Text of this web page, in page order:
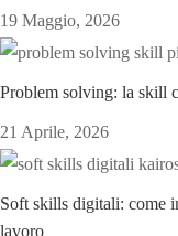
19 Maggio, 2026
Problem solving: la skill
21 Aprile, 2026
Soft skills digitali: come
lavoro